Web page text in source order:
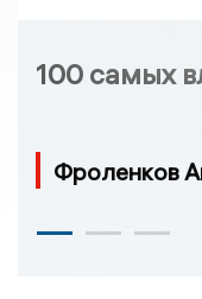
100 самых
Фроленков